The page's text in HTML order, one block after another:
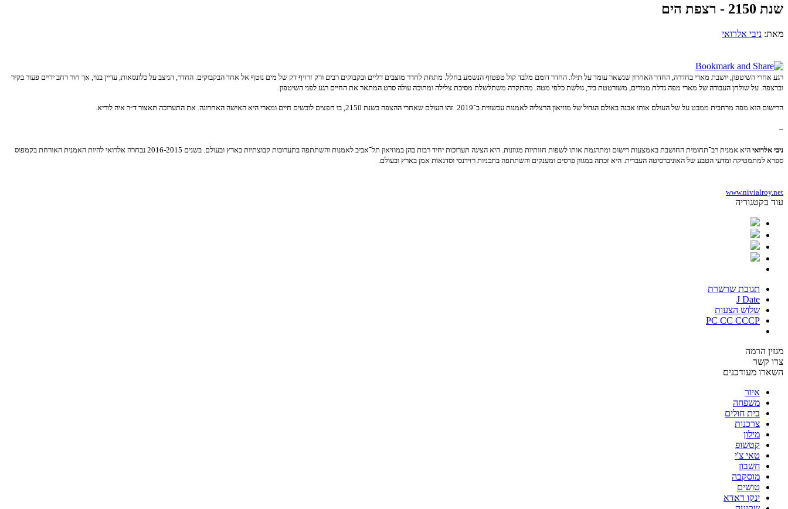
שנת 2150 - רצפת הים
מאת: ניבי אלרואי
רגע אחרי השיטפון, יושבת מארי בחדרה, החדר האחרון שנשאר עומד על תילו. החדר דומם מלבד קול טפטוף הנשמע בחלל. מתחת לחדר מוצבים דליים ובקבוקים רבים ורק זרזיף דק של מים נוטף אל אחד הבקבוקים. החדר, הניצב על כלונסאות, עדיין בנוי, אך חור רחב ידיים פעור בקיר
וברצפה. על שולחן העבודה של מארי מפה גדלת ממדים, משורטטת ביד, גולשת כלפי מטה. מהתקרה משתלשלת מסיכת צלילה ומתוכה עולה סרט המתאר את החיים רגע לפני השיטפון.
הרישום הוא מפה מרחבית ממבט על של העולם אותו אבנה באולם הגדול של מוזיאון הרצליה לאמנות עכשווית ב־2019. זהו העולם שאחרי ההצפה בשנת 2150, בו חפצים לובשים חיים ומארי היא האישה האחרונה. את התערוכה תאצור ד״ר איה לוריא.
–
ניבי אלרואי היא אמנית רב־תחומית החושבת באמצעות רישום ומתרגמת אותו לשפות חזותיות מגוונות. היא הציגה תערוכות יחיד רבות בהן במוזיאון תל־אביב לאמנות והשתתפה בתערוכות קבוצתיות בארץ ובעולם . בשנים 2016-2015
נבחרה אלרואי להיות האמנית האורחת בקמפוס
ספרא למתמטיקה ומדעי הטבע של האוניברסיטה העברית. היא זכתה במגוון פרסים ומענקים והשתתפה בתכניות רזידנסי וסדנאות אמן בארץ ובעולם.
www.nivialroy.net
עוד בקטגוריה
תגובת שרשרת
J Date
שלוש הצעות
PC CC CCCP
מגזין הרמה
צרו קשר
השארו מעודכנים
איור
משפחה
בית חולים
צרכנות
מילון
קטשופ
טאי צ'י
חשבון
מוסקבה
טושים
ינקו דאדא